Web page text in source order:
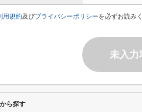
用規約及びプライバシーポリシーを必ずお読み
未入力
ら探す